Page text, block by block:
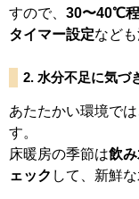
すので、 30〜40℃
タイマー設定なども
2. 水分不足に気づ
あたたかい環境で
す。
床暖房の季節は飲
ェック して、新鮮